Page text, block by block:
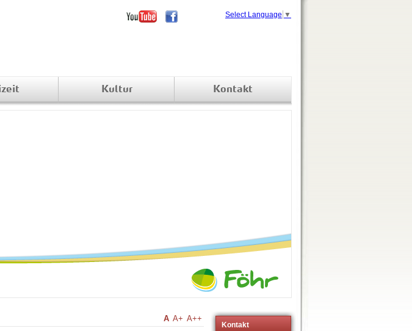
Kultur Kontakt
A A+ A++
Kontakt
Select Language ▼